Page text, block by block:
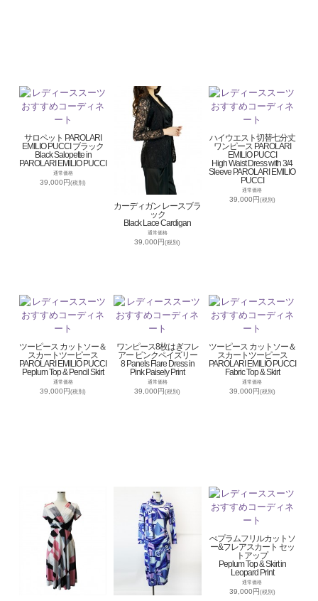
サロペット PAROLARI
EMILIO PUCCI ブラック
Black Salopette in
PAROLARI EMILIO PUCCI
通常価格
39,000円(税別)
カーディガン レースブラ
ック
Black Lace Cardigan
通常価格
39,000円(税別)
ハイウエスト切替七分丈
ワンピース PAROLARI
EMILIO PUCCI
High Waist Dress with 3/4
Sleeve PAROLARI EMILIO
PUCCI
通常価格
39,000円(税別)
ツーピース カットソー＆
スカートツーピース
PAROLARI EMILIO PUCCI
Peplum Top & Pencil Skirt
通常価格
39,000円(税別)
ワンピース8枚はぎフレ
アー ピンクペイズリー
8 Panels Flare Dress in
Pink Paisely Print
通常価格
39,000円(税別)
ツーピース カットソー＆
スカートツーピース
PAROLARI EMILIO PUCCI
Fabric Top & Skirt
通常価格
39,000円(税別)
ぺプラムフリルカットソ
ー&フレアスカート セッ
トアップ
Peplum Top & Skirt in
Leopard Print
通常価格
39,000円(税別)